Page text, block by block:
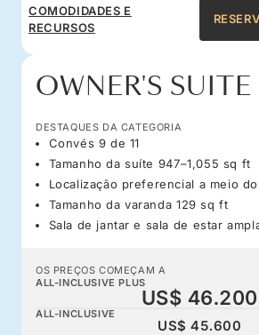
COMODIDADES E
RECURSOS
OWNER'S SUITE
DESTAQUES DA CATEGORIA
Convés 9 de 11
Tamanho da suíte 947–1,055 sq ft
Localização preferencial a meio
Tamanho da varanda 129 sq ft
Sala de jantar e sala de estar
OS PREÇOS COMEÇAM A
ALL-INCLUSIVE PLUS
US$ 46.200
ALL-INCLUSIVE
US$ 45.600